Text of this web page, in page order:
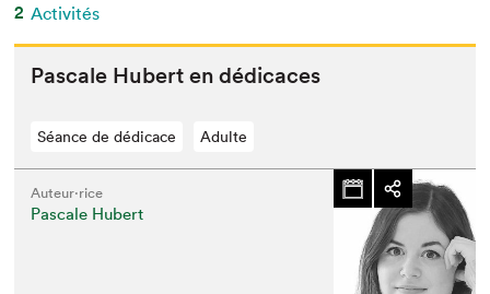
2 Activités
Pas­cale Hubert en dédicaces
Séance de dédicace Adulte
Auteur·rice
Pascale Hubert